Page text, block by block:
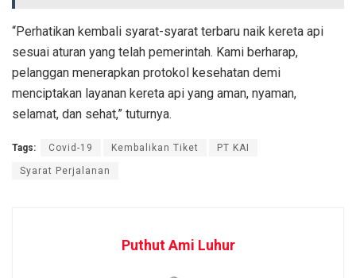
“Perhatikan kembali syarat-syarat terbaru naik kereta api
sesuai aturan yang telah pemerintah. Kami berharap,
pelanggan menerapkan protokol kesehatan demi
menciptakan layanan kereta api yang aman, nyaman,
selamat, dan sehat,” tuturnya.
Tags: Covid-19 Kembalikan Tiket PT KAI
Syarat Perjalanan
Puthut Ami Luhur